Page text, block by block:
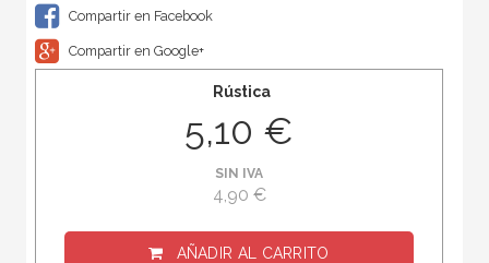
Compartir en Facebook
Compartir en Google+
Rústica
5,10 €
SIN IVA
4,90 €
AÑADIR AL CARRITO